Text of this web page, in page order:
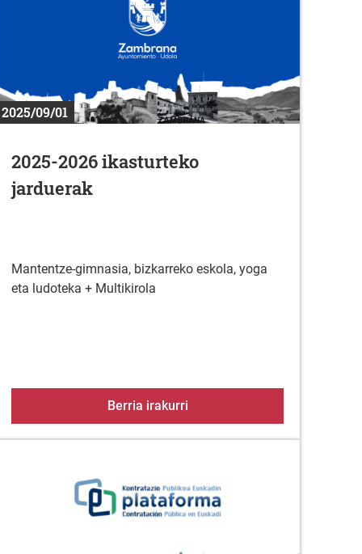
eskabideak aurkezteko epea zabalik
Euskaltegia
2025/09/01
2025-2026 ikasturteko
jarduerak
Mantentze-gimnasia, bizkarreko eskola, yoga
eta ludoteka + Multikirola
Berria irakurri2025-2026 ikasturteko